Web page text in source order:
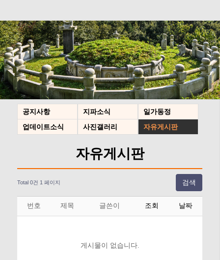
공지사항 지파소식
일가동정
업데이트소식
사진갤러리 자유게시판
자유게시판
Total 0건 1 페이지 검색
번호 제목 글쓴이 조회 날짜
게시물이 없습니다.